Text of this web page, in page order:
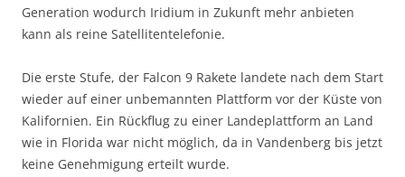
Generation wodurch Iridium in Zukunft mehr anbieten
kann als reine Satellitentelefonie.
Die erste Stufe, der Falcon 9 Rakete landete nach dem Start
wieder auf einer unbemannten Plattform vor der Küste von
Kalifornien. Ein Rückflug zu einer Landeplattform an Land
wie in Florida war nicht möglich, da in Vandenberg bis jetzt
keine Genehmigung erteilt wurde.